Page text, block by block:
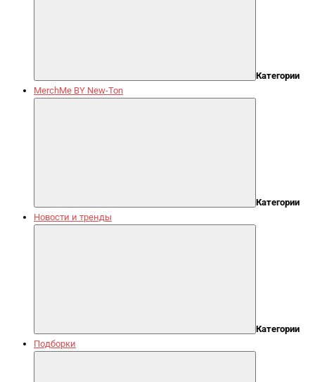
Категории
MerchMe BY New-Ton
Категории
Новости и тренды
Категории
Подборки